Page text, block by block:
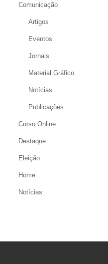
Comunicação
Artigos
Eventos
Jornais
Material Gráfico
Notícias
Publicações
Curso Online
Destaque
Eleição
Home
Notícias